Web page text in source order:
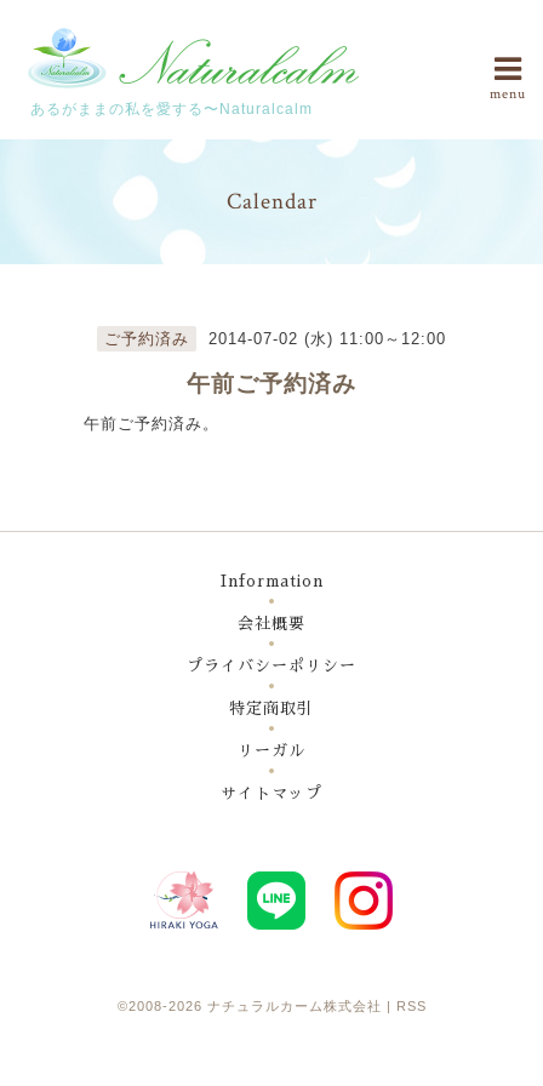
あるがままの私を愛する〜Naturalcalm
menu
Calendar
ご予約済み 2014-07-02 (水) 11:00～12:00
午前ご予約済み
午前ご予約済み。
Information
会社概要
プライバシーポリシー
特定商取引
リーガル
サイトマップ
©2008-2026 ナチュラルカーム株式会社 RSS